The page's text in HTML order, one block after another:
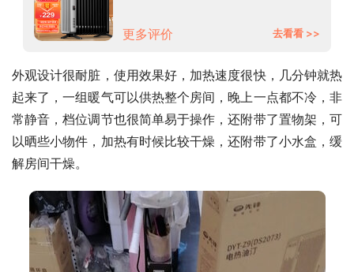
更多评价 去看看 >>
外观设计很耐脏，使用效果好，加热速度很快，几分钟就热
起来了，一组暖气可以供热整个房间，晚上一点都不冷，非
常静音，档位调节也很简单易于操作，还附带了置物架，可
以晒些小物件，加热有时候比较干燥，还附带了小水盒，缓
解房间干燥。